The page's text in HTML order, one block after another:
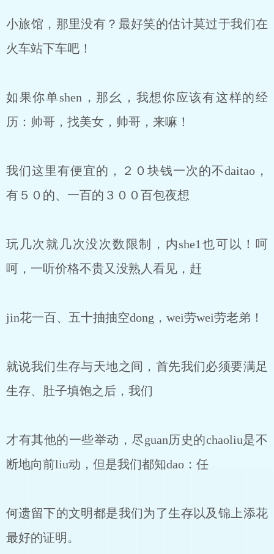
小旅馆，那里没有？最好笑的估计莫过于我们在
火车站下车吧！
如果你单shen，那幺，我想你应该有这样的经
历：帅哥，找美女，帅哥，来嘛！
我们这里有便宜的，２０块钱一次的不daitao，
有５０的、一百的３００百包夜想
玩几次就几次没次数限制，内she1也可以！呵
呵，一听价格不贵又没熟人看见，赶
jin花一百、五十抽抽空dong，wei劳wei劳老弟！
就说我们生存与天地之间，首先我们必须要满足
生存、肚子填饱之后，我们
才有其他的一些举动，尽guan历史的chaoliu是不
断地向前liu动，但是我们都知dao：任
何遗留下的文明都是我们为了生存以及锦上添花
最好的证明。